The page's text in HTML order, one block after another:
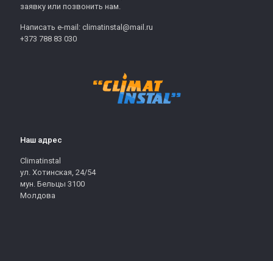
заявку или позвонить нам.
Написать e-mail: climatinstal@mail.ru
+373 788 83 030
Наш адрес
Climatinstal
ул. Хотинская, 24/54
мун. Бельцы 3100
Молдова